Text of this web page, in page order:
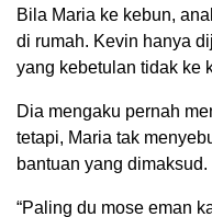
Bila Maria ke kebun,
di rumah. Kevin hanya
yang kebetulan tidak ke
Dia mengaku pernah
tetapi, Maria tak
bantuan yang dimaksud.
“Paling du mose eman